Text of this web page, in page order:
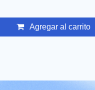
Agregar al carrito